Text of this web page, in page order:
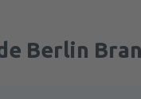
Berlin